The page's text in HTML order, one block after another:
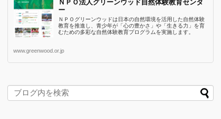
ＮＰＯ法人グリーンウッド自然体験教育センタ
ー
ＮＰＯグリーンウッドは日本の自然環境を活用した自然体験
教育を推進し、青少年が「心の豊かさ」や「生きる力」を育
むための多彩な自然体験教育プログラムを実施します。
www.greenwood.or.jp